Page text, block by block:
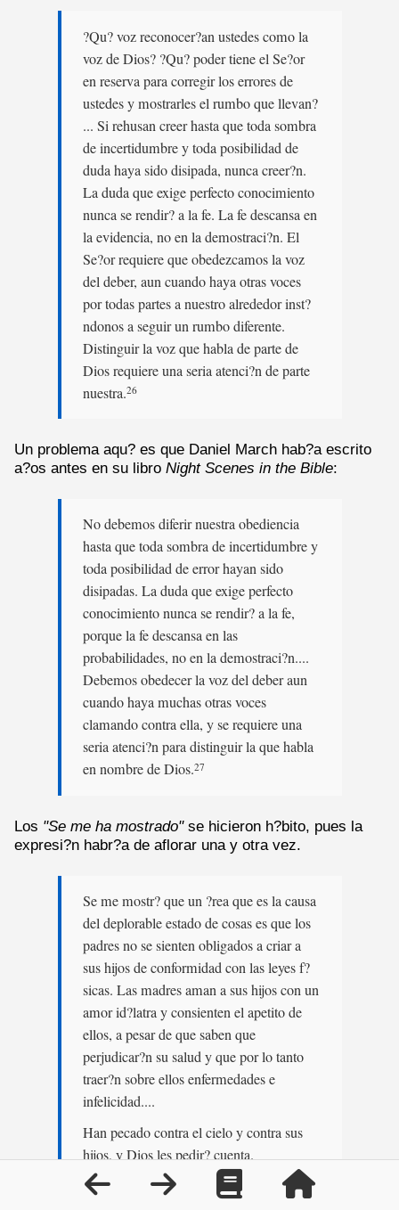
?Qu? voz reconocer?an ustedes como la
voz de Dios? ?Qu? poder tiene el Se?or
en reserva para corregir los errores de
ustedes y mostrarles el rumbo que llevan?
... Si rehusan creer hasta que toda sombra
de incertidumbre y toda posibilidad de
duda haya sido disipada, nunca creer?n.
La duda que exige perfecto conocimiento
nunca se rendir? a la fe. La fe descansa en
la evidencia, no en la demostraci?n. El
Se?or requiere que obedezcamos la voz
del deber, aun cuando haya otras voces
por todas partes a nuestro alrededor inst?
ndonos a seguir un rumbo diferente.
Distinguir la voz que habla de parte de
Dios requiere una seria atenci?n de parte
nuestra.26
Un problema aqu? es que Daniel March hab?a escrito
a?os antes en su libro Night Scenes in the Bible:
No debemos diferir nuestra obediencia
hasta que toda sombra de incertidumbre y
toda posibilidad de error hayan sido
disipadas. La duda que exige perfecto
conocimiento nunca se rendir? a la fe,
porque la fe descansa en las
probabilidades, no en la demostraci?n....
Debemos obedecer la voz del deber aun
cuando haya muchas otras voces
clamando contra ella, y se requiere una
seria atenci?n para distinguir la que habla
en nombre de Dios.27
Los "Se me ha mostrado" se hicieron h?bito, pues la
expresi?n habr?a de aflorar una y otra vez.
Se me mostr? que un ?rea que es la causa
del deplorable estado de cosas es que los
padres no se sienten obligados a criar a
sus hijos de conformidad con las leyes f?
sicas. Las madres aman a sus hijos con un
amor id?latra y consienten el apetito de
ellos, a pesar de que saben que
perjudicar?n su salud y que por lo tanto
traer?n sobre ellos enfermedades e
infelicidad....
Han pecado contra el cielo y contra sus
hijos, y Dios les pedir? cuenta.
Los administradores y maestros.